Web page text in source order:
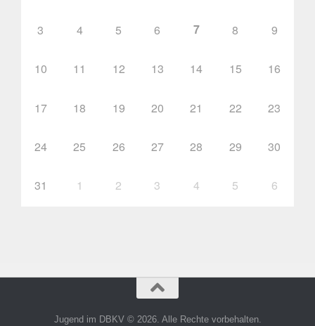
3 4 5 6 7 8 9
10 11 12 13 14 15 16
17 18 19 20 21 22 23
24 25 26 27 28 29 30
31 1 2 3 4 5 6
Jugend im DBKV © 2026. Alle Rechte vorbehalten.